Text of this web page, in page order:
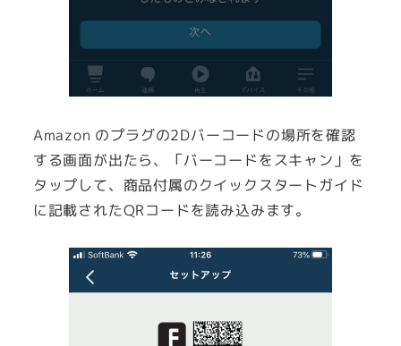
Amazon のプラグの2Dバーコードの場所を確認
する画面が出たら、「バーコードをスキャン」を
タップして、商品付属のクイックスタートガイド
に記載されたQRコードを読み込みます。